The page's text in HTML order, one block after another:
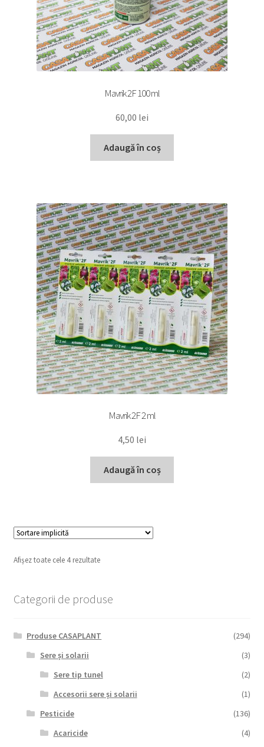
Mavrik 2F 100 ml
60,00 lei
Adaugă în coș
Mavrik 2F 2 ml
4,50 lei
Adaugă în coș
Afișez toate cele 4 rezultate
Categorii de produse
Produse CASAPLANT
(294)
Sere și solarii
(3)
Sere tip tunel
(2)
Accesorii sere și solarii
(1)
Pesticide
(136)
Acaricide
(4)